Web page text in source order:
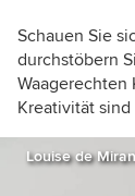
Schauen Sie
durchstöbern
Kreativität
Louise de